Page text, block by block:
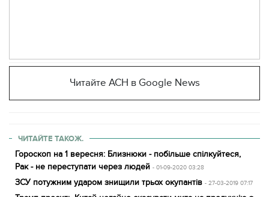
Читайте АСН в Google News
ЧИТАЙТЕ ТАКОЖ.
Гороскоп на 1 вересня: Близнюки - побільше спілкуйтеся,
Рак - не переступати через людей - 01-09-2020 03:28
ЗСУ потужним ударом знищили трьох окупантів - 27-03-2019 07:17